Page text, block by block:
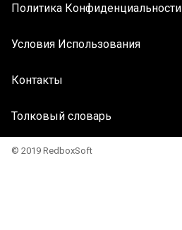
Политика Конфиденциальности
Условия Использования
Контакты
Толковый словарь
© 2019 RedboxSoft